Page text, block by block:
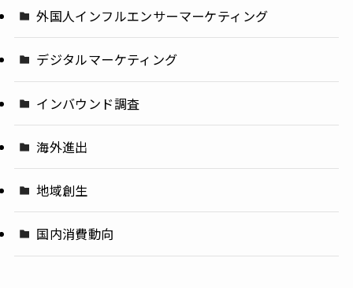
外国人インフルエンサーマーケティング
デジタルマーケティング
インバウンド調査
海外進出
地域創生
国内消費動向